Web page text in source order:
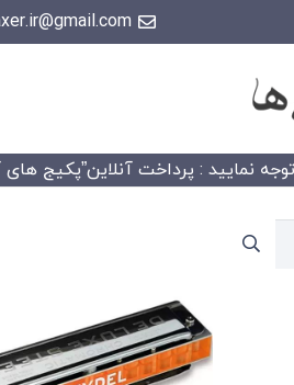
توجه نمایید : پرداخت آنلاین”پکیج های آموزشی” شامل